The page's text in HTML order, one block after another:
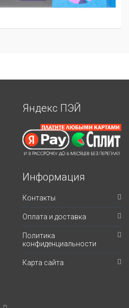
Яндекс ПЭЙ
Информация
Контакты
Оплата и доставка
Политика
конфиденциальности
Карта сайта